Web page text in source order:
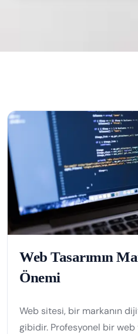
Web Tasarımın
Önemi
Web sitesi, bir markanın
gibidir. Profesyonel bir web